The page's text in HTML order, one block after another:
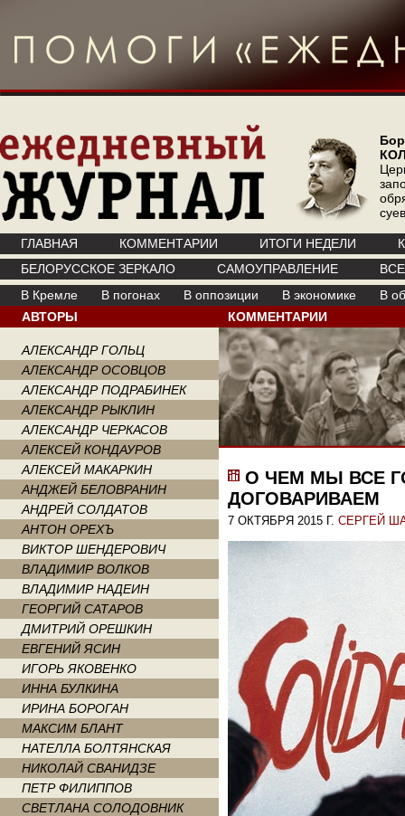
ГЛАВНАЯ КОММЕНТАРИИ ИТОГИ НЕДЕЛИ
БЕЛОРУССКОЕ ЗЕРКАЛО
САМОУПРАВЛЕНИЕ
В Кремле
В погонах В оппозиции В экономике
В
АВТОРЫ
АЛЕКСАНДР ГОЛЬЦ
АЛЕКСАНДР ОСОВЦОВ
АЛЕКСАНДР ПОДРАБИНЕК
АЛЕКСАНДР РЫКЛИН
АЛЕКСАНДР ЧЕРКАСОВ
АЛЕКСЕЙ КОНДАУРОВ
АЛЕКСЕЙ МАКАРКИН
АНДЖЕЙ БЕЛОВРАНИН
АНДРЕЙ СОЛДАТОВ
АНТОН ОРЕХЪ
ВИКТОР ШЕНДЕРОВИЧ
ВЛАДИМИР ВОЛКОВ
ВЛАДИМИР НАДЕИН
ГЕОРГИЙ САТАРОВ
ДМИТРИЙ ОРЕШКИН
ЕВГЕНИЙ ЯСИН
ИГОРЬ ЯКОВЕНКО
ИННА БУЛКИНА
ИРИНА БОРОГАН
МАКСИМ БЛАНТ
НАТЕЛЛА БОЛТЯНСКАЯ
НИКОЛАЙ СВАНИДЗЕ
ПЕТР ФИЛИППОВ
СВЕТЛАНА СОЛОДОВНИК
КОММЕНТАРИИ
О ЧЕМ МЫ ВСЕ
ДОГОВАРИВАЕМ
7 ОКТЯБРЯ 2015 Г. СЕРГЕЙ